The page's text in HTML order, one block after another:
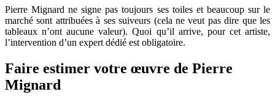
Pierre Mignard ne signe pas toujours ses toiles et beaucoup sur le
marché sont attribuées à ses suiveurs (cela ne veut pas dire que les
tableaux n’ont aucune valeur). Quoi qu’il arrive, pour cet artiste,
l’intervention d’un expert dédié est obligatoire.
Faire estimer votre œuvre de Pierre
Mignard